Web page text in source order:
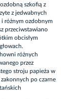
szkofią z
z jedwabnych
i różnym ozdobnym
przeciwstawiano
obcisłym
różnych
przez
stroju papieża w
po czarne